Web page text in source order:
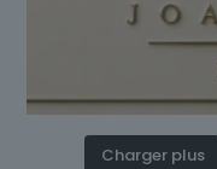
Charger plus